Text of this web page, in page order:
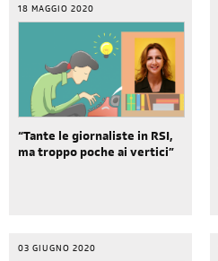
18 MAGGIO 2020
“Tante le giornaliste in RSI,
ma troppo poche ai vertici”
03 GIUGNO 2020